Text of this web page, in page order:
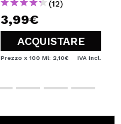
(12)
3,99€
ACQUISTARE
Prezzo x 100 Ml: 2,10€ IVA Incl.